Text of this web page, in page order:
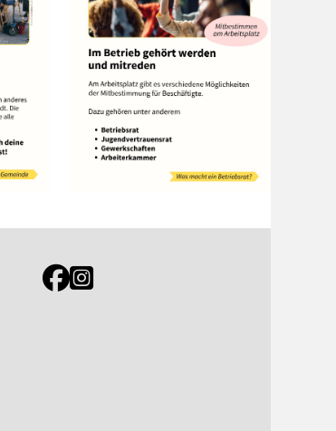
Link zur Jugendportal Facebookseite
Link zur Jugendportal Instagramseite